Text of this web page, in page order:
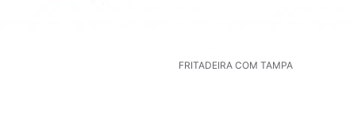
FRITADEIRA COM TAMPA